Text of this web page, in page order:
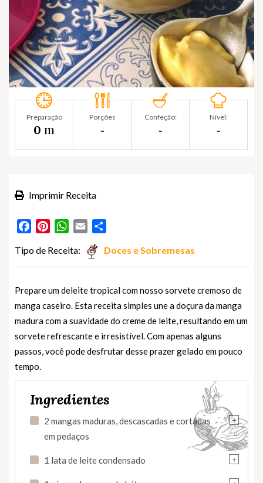
Preparação
0 m
Porções
‐
Confeção:
‐
Nível:
‐
Imprimir Receita
FacebookPinterestWhatsApp
Email
Tipo de Receita: Doces e Sobremesas
Prepare um deleite tropical com nosso sorvete cremoso de
manga caseiro. Esta receita simples une a doçura da manga
madura com a suavidade do creme de leite, resultando em um
sorvete refrescante e irresistível. Com apenas alguns
passos, você pode desfrutar desse prazer gelado em pouco
tempo.
Ingredientes
+
2 mangas maduras, descascadas e cortadas
em pedaços
+
1 lata de leite condensado